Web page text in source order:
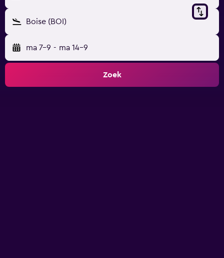
Boise (BOI)
ma 7-9 - ma 14-9
Zoek